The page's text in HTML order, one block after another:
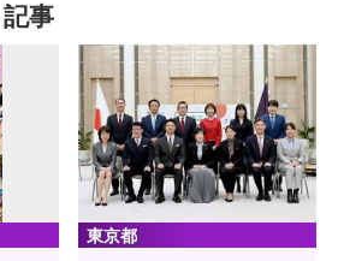
事
東京都